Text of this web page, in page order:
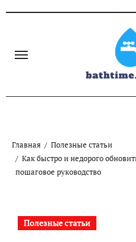
Главная
Полезные статьи
Как быстро и недорого
пошаговое руководство
Полезные статьи